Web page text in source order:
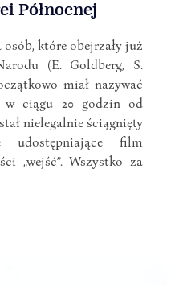
Północnej
które obejrzały już
(E. Goldberg, S.
miał nazywać
ciągu 20 godzin od
nielegalnie ściągnięty
udostępniające film
„wejść”. Wszystko za